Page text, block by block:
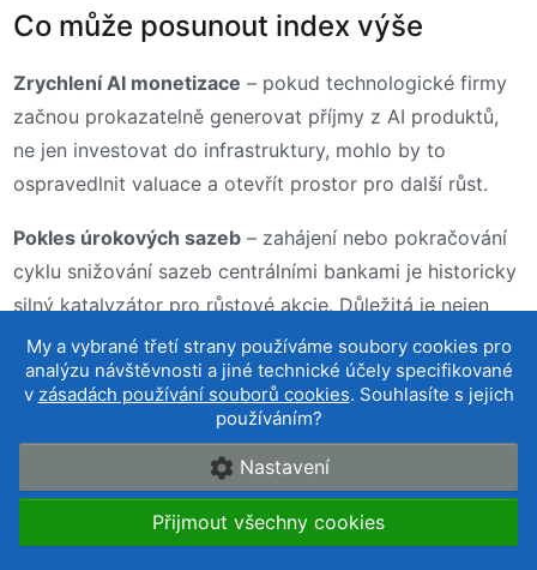
Co může posunout index výše
Zrychlení AI monetizace – pokud technologické firmy
začnou prokazatelně generovat příjmy z AI produktů,
ne jen investovat do infrastruktury, mohlo by to
ospravedlnit valuace a otevřít prostor pro další růst.
Pokles úrokových sazeb – zahájení nebo pokračování
cyklu snižování sazeb centrálními bankami je historicky
silný katalyzátor pro růstové akcie. Důležitá je nejen
první změna, ale celková očekávaná trajektorie.
Silné výsledkové sezóny– pokud mega-cap
technologické firmy pokračují v překonávání očekávání,
zvláště v oblasti marží a výhledu, posiluje to narativ
výjimečnosti a přitahuje další kapitál.
Expanze do nových trhů– autonomní řízení, podniková
My a vybrané třetí strany používáme soubory cookies pro
analýzu návštěvnosti a jiné technické účely specifikované
v zásadách používání souborů cookies. Souhlasíte s jejich
používáním?
Nastavení
Přijmout všechny cookies